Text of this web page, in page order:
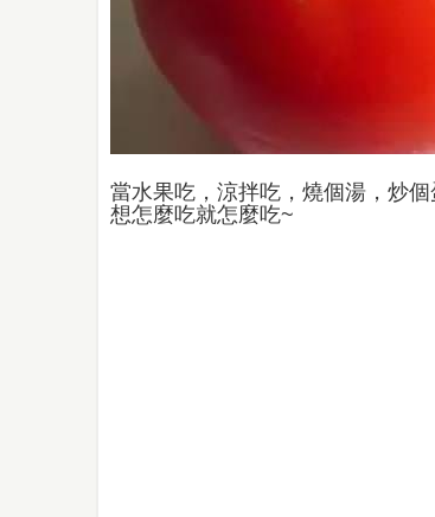
當水果吃，涼拌吃，燒個湯，炒
想怎麼吃就怎麼吃~